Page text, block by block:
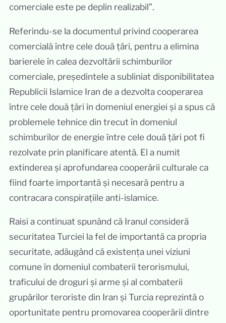
comerciale este pe deplin realizabil”.
Referindu-se la documentul privind cooperarea
comercială între cele două țări, pentru a elimina
barierele în calea dezvoltării schimburilor
comerciale, președintele a subliniat disponibilitatea
Republicii Islamice Iran de a dezvolta cooperarea
între cele două țări în domeniul energiei și a spus că
problemele tehnice din trecut în domeniul
schimburilor de energie între cele două țări pot fi
rezolvate prin planificare atentă. El a numit
extinderea și aprofundarea cooperării culturale ca
fiind foarte importantă și necesară pentru a
contracara conspirațiile anti-islamice.
Raisi a continuat spunând că Iranul consideră
securitatea Turciei la fel de importantă ca propria
securitate, adăugând că existența unei viziuni
comune în domeniul combaterii terorismului,
traficului de droguri și arme și al combaterii
grupărilor teroriste din Iran și Turcia reprezintă o
oportunitate pentru promovarea cooperării dintre